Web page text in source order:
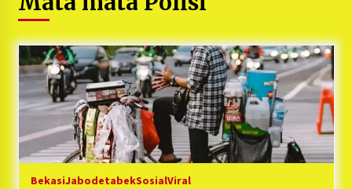
PNM Hadir dalam Setiap Langkah Dikha, Penari
Aura Farming yang Viral Ternyata Anak
Nasabah PNM Mekaar
1 tahun ago
Duh Kacau Banget, Karena Kecewa Tak Dapat
Fasilitas yang Sesuai, Para Peserta Retret
Aparatur Desa Kabupaten Bekasi Pulang duluan
Sebelum Waktunya
1 tahun ago
BekasiJabodetabekSosialViral